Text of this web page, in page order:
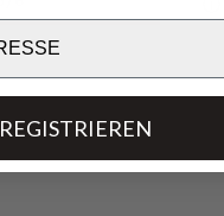
REGISTRIEREN